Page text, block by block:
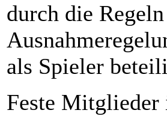
durch die
als Spieler
Feste